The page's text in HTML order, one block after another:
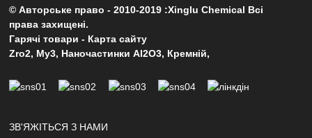
© Авторське право - 2010-2019 :Xinglu Chemical Всі
права захищені.
Гарячі товари - Карта сайту
Zro2, Му3, Наночастинки Al2O3, Кремній,
ЗВ'ЯЖІТЬСЯ З НАМИ